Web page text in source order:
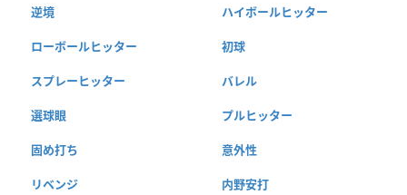
逆境 ハイボールヒッター
ローボールヒッター 初球
スプレーヒッター バレル
選球眼 プルヒッター
固め打ち 意外性
リベンジ 内野安打